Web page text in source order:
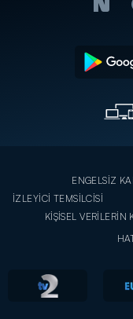
ENGELSİZ
İZLEYİCİ TEMSİLCİSİ
KİŞİSEL VERİLERİN